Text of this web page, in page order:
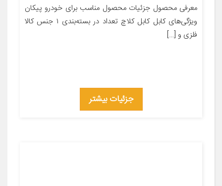
معرفی محصول جزئیات محصول مناسب برای خودرو پیکان
ویژگی‌های کابل کابل کلاچ تعداد در بسته‌بندی ۱ جنس کالا
فلزی و […]
جزئیات بیشتر